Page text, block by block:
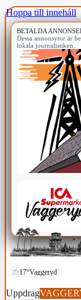
Hoppa till innehåll
BETALDA
Dessa annonsytor är
lokala journalistiken.
17°Vaggeryd
Uppdrag